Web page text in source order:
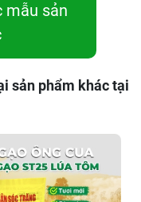
mẫu sản
sản phẩm khác tại